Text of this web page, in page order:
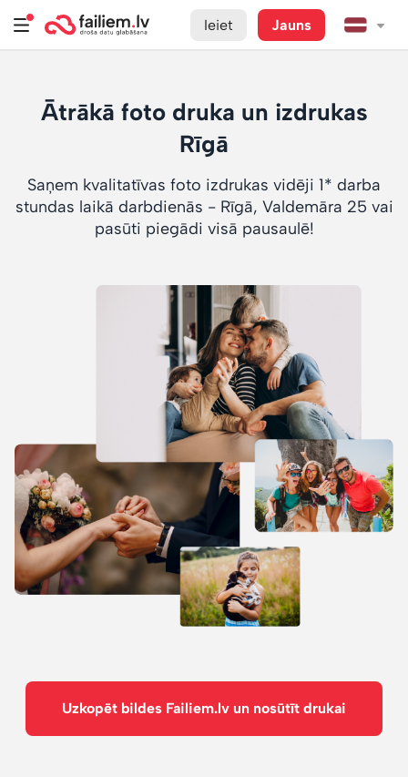
Ieiet Jauns
Ātrākā foto druka un izdrukas
Rīgā
Saņem kvalitatīvas foto izdrukas vidēji 1* darba
stundas laikā darbdienās - Rīgā, Valdemāra 25 vai
pasūti piegādi visā pausaulē!
Uzkopēt bildes Failiem.lv un nosūtīt drukai